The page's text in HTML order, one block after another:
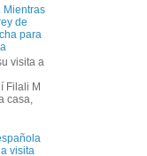
Mientras
de
para
visita a
Filali M
casa,
visita